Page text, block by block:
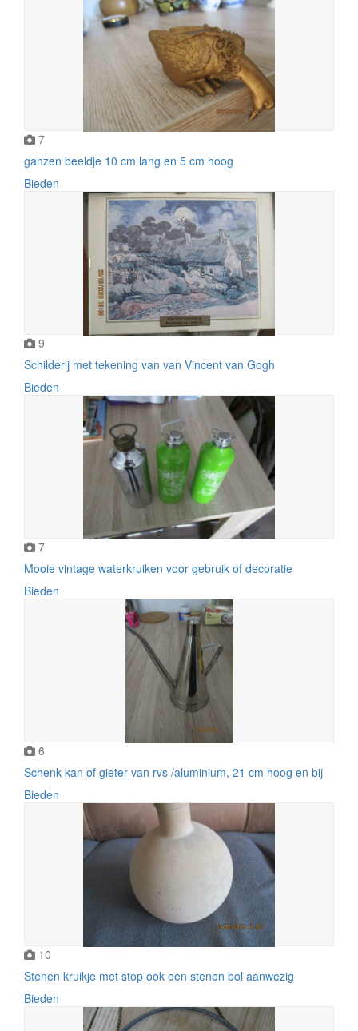
7
ganzen beeldje 10 cm lang en 5 cm hoog
Bieden
9
Schilderij met tekening van van Vincent van Gogh
Bieden
7
Mooie vintage waterkruiken voor gebruik of decoratie
Bieden
6
Schenk kan of gieter van rvs /aluminium, 21 cm hoog en bij
Bieden
10
Stenen kruikje met stop ook een stenen bol aanwezig
Bieden